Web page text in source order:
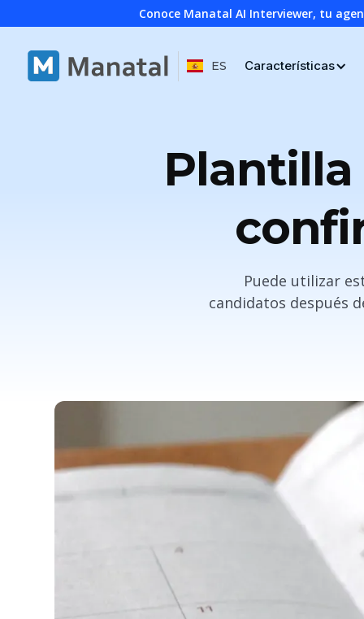
Conoce Manatal AI Interviewer, tu
ES Características
Puede utilizar
candidatos después